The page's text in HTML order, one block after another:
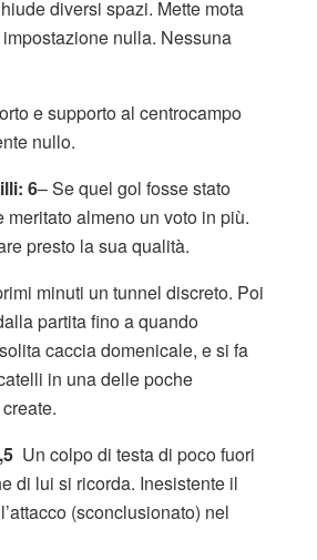
diversi spazi. Mette mota
nulla. Nessuna
e supporto al centrocampo
nullo.
6– Se quel gol fosse stato
almeno un voto in più.
presto la sua qualità.
minuti un tunnel discreto. Poi
partita fino a quando
caccia domenicale, e si fa
in una delle poche
Un colpo di testa di poco fuori
di lui si ricorda. Inesistente il
(sconclusionato) nel